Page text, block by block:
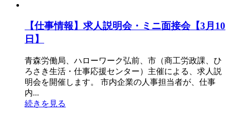
【仕事情報】求人説明会・ミニ面接会【3月10
日】
青森労働局、ハローワーク弘前、市（商工労政課、ひ
ろさき生活・仕事応援センター）主催による、求人説
明会を開催します。 市内企業の人事担当者が、仕事
内...
続きを見る